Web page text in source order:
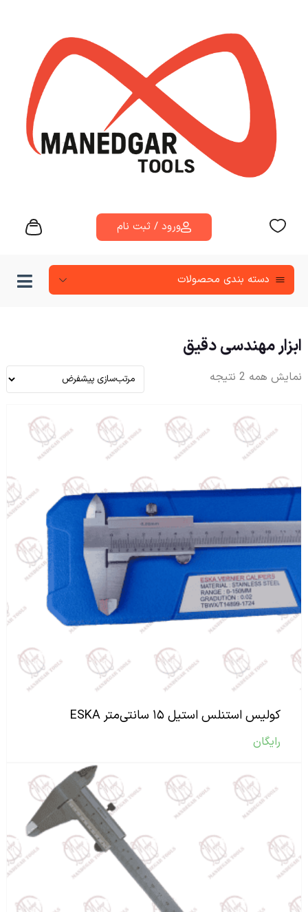
ورود / ثبت نام
دسته‌ بندی محصولات
ابزار مهندسی دقیق
نمایش همه 2 نتیجه
کولیس استنلس استیل ۱۵ سانتی‌متر ESKA
رایگان